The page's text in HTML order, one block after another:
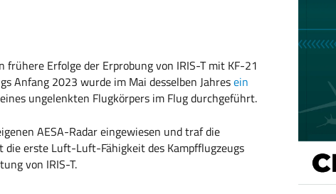
Erfolge der Erprobung von IRIS-T mit KF-21
Anfang 2023 wurde im Mai desselben Jahresein
ungelenkten Flugkörpers im Flug durchgeführt.
AESA-Radar eingewiesen und traf die
erste Luft-Luft-Fähigkeit des Kampfflugzeugs
von IRIS-T.